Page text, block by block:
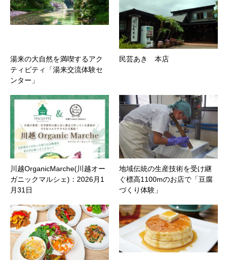
湯来の大自然を満喫するアク
ティビティ「湯来交流体験セ
ンター」
民芸あき 本店
川越OrganicMarche(川越オー
ガニックマルシェ)：2026月1
月31日
地域伝統の生産技術を受け継
ぐ標高1100mのお店で「豆腐
づくり体験」